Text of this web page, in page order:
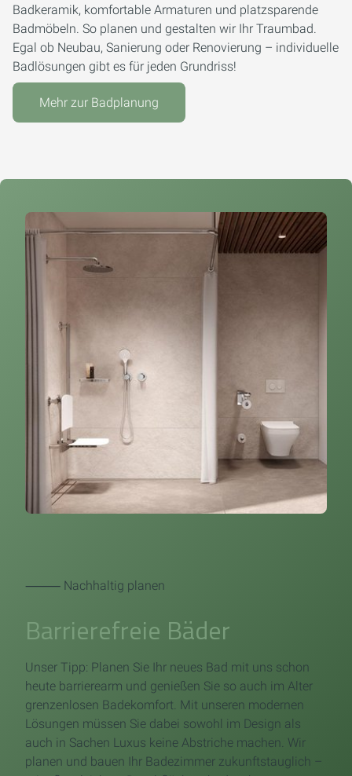
Badkeramik, komfortable Armaturen und platzsparende
Badmöbeln. So planen und gestalten wir Ihr Traumbad.
Egal ob Neubau, Sanierung oder Renovierung – individuelle
Badlösungen gibt es für jeden Grundriss!
Mehr zur Badplanung
⸻ Nachhaltig planen
Barrierefreie Bäder
Unser Tipp: Planen Sie Ihr neues Bad mit uns schon
heute barrierearm und genießen Sie so auch im Alter
grenzenlosen Badekomfort. Mit unseren modernen
Lösungen müssen Sie dabei sowohl im Design als
auch in Sachen Luxus keine Abstriche machen. Wir
planen und bauen Ihr Badezimmer zukunftstauglich –